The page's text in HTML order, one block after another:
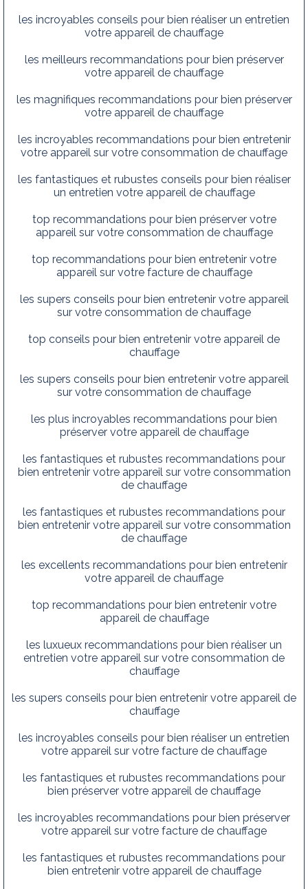
les incroyables conseils pour bien réaliser un entretien
votre appareil de chauffage
les meilleurs recommandations pour bien préserver
votre appareil de chauffage
les magnifiques recommandations pour bien préserver
votre appareil de chauffage
les incroyables recommandations pour bien entretenir
votre appareil sur votre consommation de chauffage
les fantastiques et rubustes conseils pour bien réaliser
un entretien votre appareil de chauffage
top recommandations pour bien préserver votre
appareil sur votre consommation de chauffage
top recommandations pour bien entretenir votre
appareil sur votre facture de chauffage
les supers conseils pour bien entretenir votre appareil
sur votre consommation de chauffage
top conseils pour bien entretenir votre appareil de
chauffage
les supers conseils pour bien entretenir votre appareil
sur votre consommation de chauffage
les plus incroyables recommandations pour bien
préserver votre appareil de chauffage
les fantastiques et rubustes recommandations pour
bien entretenir votre appareil sur votre consommation
de chauffage
les fantastiques et rubustes recommandations pour
bien entretenir votre appareil sur votre consommation
de chauffage
les excellents recommandations pour bien entretenir
votre appareil de chauffage
top recommandations pour bien entretenir votre
appareil de chauffage
les luxueux recommandations pour bien réaliser un
entretien votre appareil sur votre consommation de
chauffage
les supers conseils pour bien entretenir votre appareil de
chauffage
les incroyables conseils pour bien réaliser un entretien
votre appareil sur votre facture de chauffage
les fantastiques et rubustes recommandations pour
bien préserver votre appareil de chauffage
les incroyables recommandations pour bien préserver
votre appareil sur votre facture de chauffage
les fantastiques et rubustes recommandations pour
bien entretenir votre appareil de chauffage